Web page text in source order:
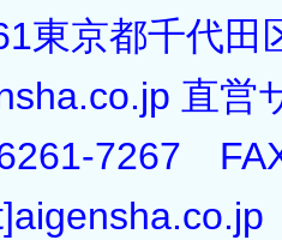
東京都千代田
直営
7267